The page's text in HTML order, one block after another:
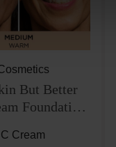
But Better
Foundation
Cream